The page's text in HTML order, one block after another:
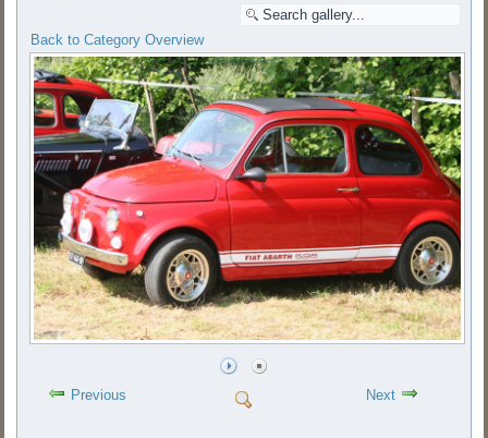
Back to Category Overview
Previous Next